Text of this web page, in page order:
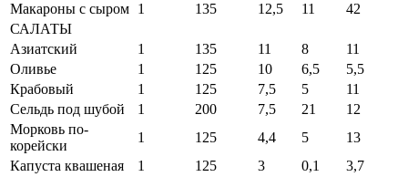
Макароны с сыром 1 135 12,5 11
42
САЛАТЫ
Азиатский
1 135 11 8
11
Оливье
1 125 10 6,5
5,5
Крабовый
1 125 7,5 5
11
Сельдь под шубой
1 200 7,5 21
12
Морковь по-
корейски
1 125 4,4 5
13
Капуста квашеная
1 125 3 0,1
3,7